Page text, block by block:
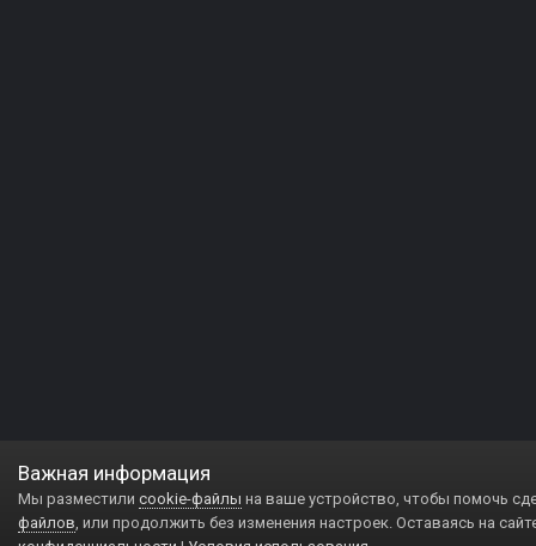
Важная информация
Мы разместили cookie-файлы на ваше устройство, чтобы помочь
файлов, или продолжить без изменения настроек. Оставаясь на